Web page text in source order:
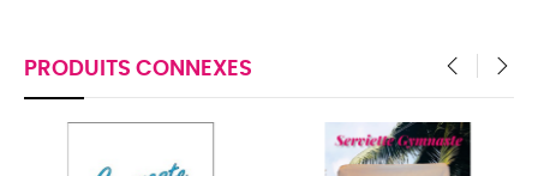
PRODUITS CONNEXES